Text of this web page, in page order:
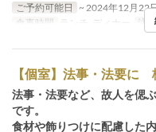
ご予約可能日
~ 2024年12月22
食事時間
ランチ, ディナー 注
【個室】法事・法要に
法事・法要など、故人を偲
です。
食材や飾りつけに配慮した